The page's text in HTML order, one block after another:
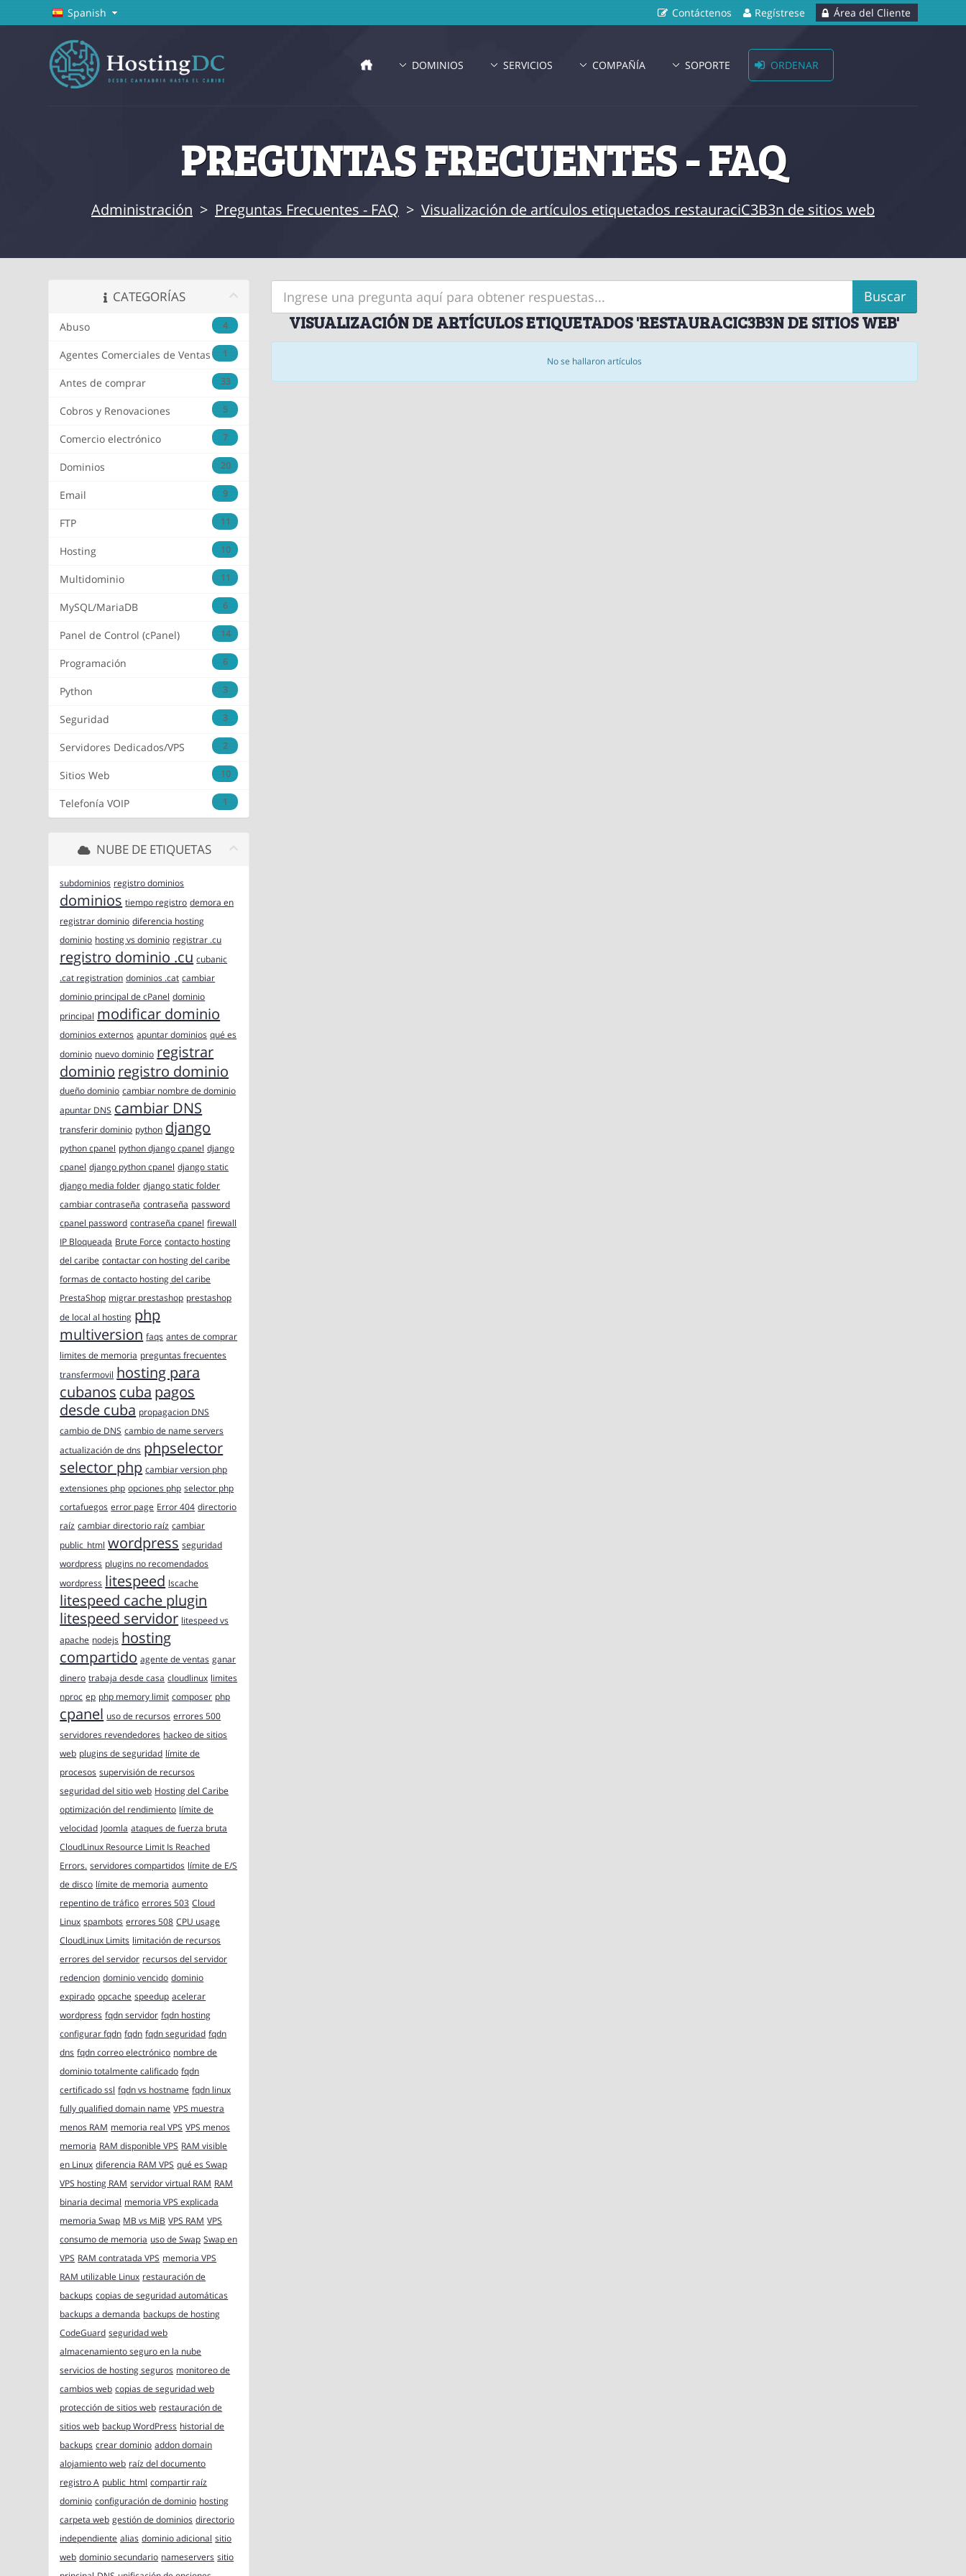
Spanish Contáctenos Regístrese Área del Cliente
DOMINIOS SERVICIOS COMPAÑÍA SOPORTE ORDENAR
PREGUNTAS FRECUENTES - FAQ
Administración > Preguntas Frecuentes - FAQ > Visualización de artículos etiquetados restauraciC3B3n de sitios web
CATEGORÍAS
4
Abuso
1
Agentes Comerciales de Ventas
33
Antes de comprar
5
Cobros y Renovaciones
7
Comercio electrónico
20
Dominios
9
Email
11
FTP
10
Hosting
11
Multidominio
6
MySQL/MariaDB
14
Panel de Control (cPanel)
6
Programación
3
Python
3
Seguridad
2
Servidores Dedicados/VPS
10
Sitios Web
1
Telefonía VOIP
VISUALIZACIÓN DE ARTÍCULOS ETIQUETADOS 'RESTAURACIC3B3N DE SITIOS WEB'
No se hallaron artículos
NUBE DE ETIQUETAS
subdominios registro dominios
dominios tiempo registro demora en
registrar dominio diferencia hosting
dominio hosting vs dominio registrar .cu
registro dominio .cu cubanic
.cat registration dominios .cat cambiar
dominio principal de cPanel dominio
principal modificar dominio
dominios externos apuntar dominios qué es
dominio nuevo dominio registrar
dominio registro dominio
dueño dominio cambiar nombre de dominio
apuntar DNS cambiar DNS
transferir dominio python django
python cpanel python django cpanel django
cpanel django python cpanel django static
django media folder django static folder
cambiar contraseña contraseña password
cpanel password contraseña cpanel firewall
IP Bloqueada Brute Force contacto hosting
del caribe contactar con hosting del caribe
formas de contacto hosting del caribe
PrestaShop migrar prestashop prestashop
de local al hosting php
multiversion faqs antes de comprar
limites de memoria preguntas frecuentes
transfermovil hosting para
cubanos cuba pagos
desde cuba propagacion DNS
cambio de DNS cambio de name servers
actualización de dns phpselector
selector php cambiar version php
extensiones php opciones php selector php
cortafuegos error page Error 404 directorio
raíz cambiar directorio raíz cambiar
public_html wordpress seguridad
wordpress plugins no recomendados
wordpress litespeed lscache
litespeed cache plugin
litespeed servidor litespeed vs
apache nodejs hosting
compartido agente de ventas ganar
dinero trabaja desde casa cloudlinux limites
nproc ep php memory limit composer php
cpanel uso de recursos errores 500
servidores revendedores hackeo de sitios
web plugins de seguridad límite de
procesos supervisión de recursos
seguridad del sitio web Hosting del Caribe
optimización del rendimiento límite de
velocidad Joomla ataques de fuerza bruta
CloudLinux Resource Limit Is Reached
Errors. servidores compartidos límite de E/S
de disco límite de memoria aumento
repentino de tráfico errores 503 Cloud
Linux spambots errores 508 CPU usage
CloudLinux Limits limitación de recursos
errores del servidor recursos del servidor
redencion dominio vencido dominio
expirado opcache speedup acelerar
wordpress fqdn servidor fqdn hosting
configurar fqdn fqdn fqdn seguridad fqdn
dns fqdn correo electrónico nombre de
dominio totalmente calificado fqdn
certificado ssl fqdn vs hostname fqdn linux
fully qualified domain name VPS muestra
menos RAM memoria real VPS VPS menos
memoria RAM disponible VPS RAM visible
en Linux diferencia RAM VPS qué es Swap
VPS hosting RAM servidor virtual RAM RAM
binaria decimal memoria VPS explicada
memoria Swap MB vs MiB VPS RAM VPS
consumo de memoria uso de Swap Swap en
VPS RAM contratada VPS memoria VPS
RAM utilizable Linux restauración de
backups copias de seguridad automáticas
backups a demanda backups de hosting
CodeGuard seguridad web
almacenamiento seguro en la nube
servicios de hosting seguros monitoreo de
cambios web copias de seguridad web
protección de sitios web restauración de
sitios web backup WordPress historial de
backups crear dominio addon domain
alojamiento web raíz del documento
registro A public_html compartir raíz
dominio configuración de dominio hosting
carpeta web gestión de dominios directorio
independiente alias dominio adicional sitio
web dominio secundario nameservers sitio